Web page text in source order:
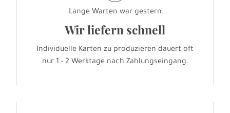
Lange Warten war gestern
Wir liefern schnell
Individuelle Karten zu produzieren dauert oft
nur 1 - 2 Werktage nach Zahlungseingang.